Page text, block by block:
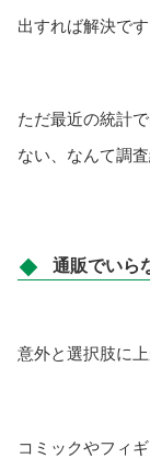
出すれば解決です
ただ最近の統計
ない、なんて調
通販でいら
意外と選択肢に
コミックやフィ